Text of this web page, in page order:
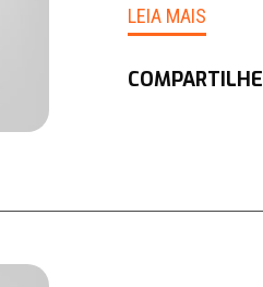
LEIA MAIS
COMPARTILHE